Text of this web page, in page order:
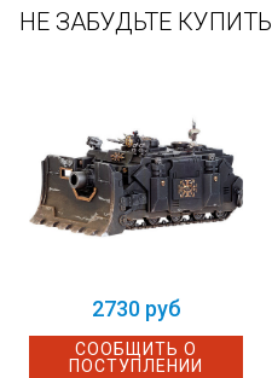
НЕ ЗАБУДЬТЕ КУПИТЬ
2730 руб
СООБЩИТЬ О
ПОСТУПЛЕНИИ